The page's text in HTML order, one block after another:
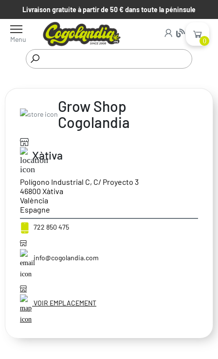
Livraison gratuite à partir de 50 € dans toute la péninsule
Menu 0
Nos magasinsGrow Shop
Cogolandia
Xàtiva
Polígono Industrial C, C/ Proyecto 3
46800 Xàtiva
València
Espagne
722 850 475
info@cogolandia.com
VOIR EMPLACEMENT